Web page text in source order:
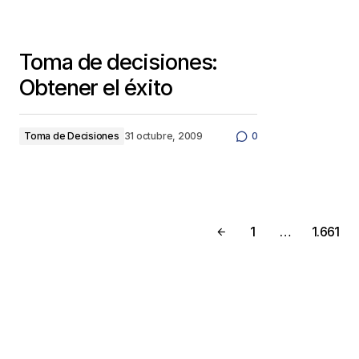
Toma de decisiones:
Obtener el éxito
Toma de Decisiones 31 octubre, 2009 0
1 … 1.661